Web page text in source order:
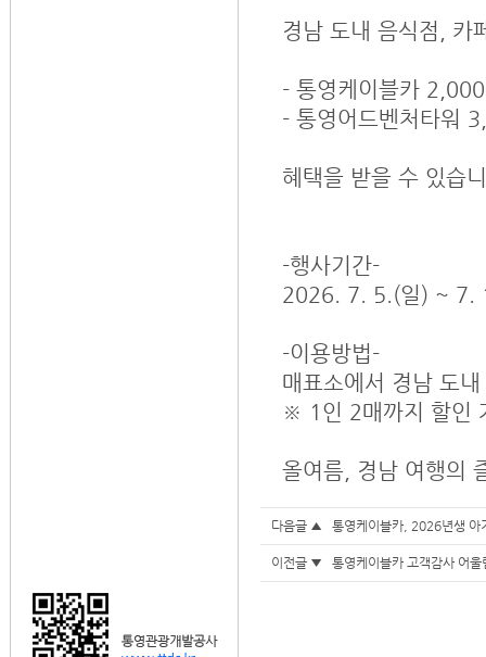
경남 도내 음식점, 카
- 통영케이블카
- 통영어드벤처타워
혜택을 받을 수 있습
-행사기간-
2026. 7. 5.(일) ~ 7.
-이용방법-
매표소에서 경남 도
※ 1인 2매까지 할인
올여름, 경남 여행의
다음글 ▲ 통영케이블카, 2026년생 아
이전글 ▼ 통영케이블카 고객감사 어